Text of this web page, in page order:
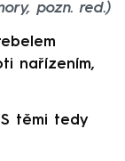
pozn. red.)
nařízením,
těmi tedy